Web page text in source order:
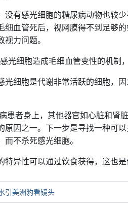
没有感光细胞的糖尿病动物也较
细血管死后，视网膜得不到足够
力问题。
光细胞造成毛细血管变性的机制
光细胞是代谢非常活跃的细胞，
患者身上，其他器官如心脏和肾
原因之一。下一步是寻找一种可
不杀死感光细胞。
特异性可以通过饮食获得，这也是
引美洲豹看镜头